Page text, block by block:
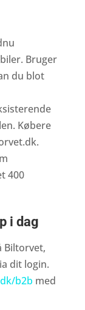
Bruger
du blot
Købere
400
i dag
Biltorvet,
dit login.
b2b med